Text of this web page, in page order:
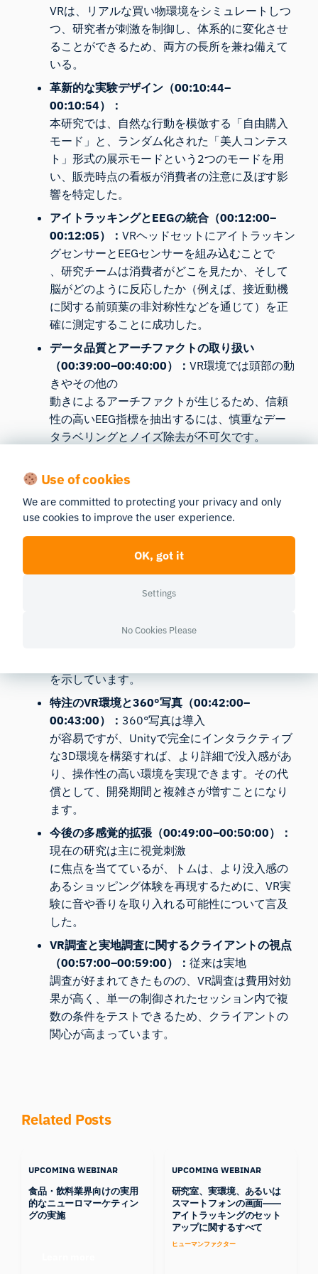
VRは、リアルな買い物環境をシミュレートしつ
つ、研究者が刺激を制御し、体系的に変化させ
ることができるため、両方の長所を兼ね備えて
いる。
革新的な実験デザイン（00:10:44–
00:10:54）：
本研究では、自然な行動を模倣する「自由購入
モード」と、ランダム化された「美人コンテス
ト」形式の展示モードという2つのモードを用
い、販売時点の看板が消費者の注意に及ぼす影
響を特定した。
アイトラッキングとEEGの統合（00:12:00–
00:12:05）：VRヘッドセットにアイトラッキン
グセンサーとEEGセンサーを組み込むことで
、研究チームは消費者がどこを見たか、そして
脳がどのように反応したか（例えば、接近動機
に関する前頭葉の非対称性などを通じて）を正
確に測定することに成功した。
データ品質とアーチファクトの取り扱い
（00:39:00–00:40:00）：VR環境では頭部の動
きやその他の
動きによるアーチファクトが生じるため、信頼
性の高いEEG指標を抽出するには、慎重なデー
タラベリングとノイズ除去が不可欠です。
響（00:29:04–00:30:00）：
ビジュアル要素は極めて重要です。一人称視点
の画像を使用し、テキストを最小限（理想的に
プレイの効果を大幅に高めることができます。
サインのデザインと配置の重要性（00:34:00–
たり端の方に置かれたものよりも注目を集めや
を示しています。
特注のVR環境と360°写真（00:42:00–
00:43:00）： 360°写真は導入
が容易ですが、Unityで完全にインタラクティブ
な3D環境を構築すれば、より詳細で没入感があ
り、操作性の高い環境を実現できます。その代
償として、開発期間と複雑さが増すことになり
ます。
今後の多感覚的拡張（00:49:00–00:50:00）：
現在の研究は主に視覚刺激
に焦点を当てているが、トムは、より没入感の
あるショッピング体験を再現するために、VR実
験に音や香りを取り入れる可能性について言及
した。
VR調査と実地調査に関するクライアントの視点
（00:57:00–00:59:00）：従来は実地
調査が好まれてきたものの、VR調査は費用対効
果が高く、単一の制御されたセッション内で複
数の条件をテストできるため、クライアントの
関心が高まっています。
Related Posts
UPCOMING WEBINAR
食品・飲料業界向けの実用
的なニューロマーケティン
グの実施
UPCOMING WEBINAR
研究室、実環境、あるいは
スマートフォンの画面――
アイトラッキングのセット
アップに関するすべて
ヒューマンファクター
Use of cookies
We are committed to protecting your privacy and only
use cookies to improve the user experience.
OK, got it
Settings
No Cookies Please